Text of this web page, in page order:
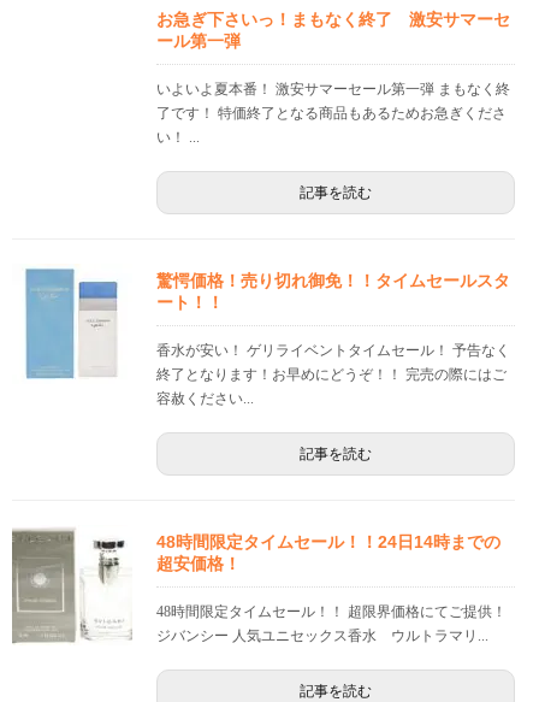
お急ぎ下さいっ！まもなく終了 激安サマーセ
ール第一弾
いよいよ夏本番！ 激安サマーセール第一弾 まもなく終
了です！ 特価終了となる商品もあるためお急ぎくださ
い！ ...
記事を読む
驚愕価格！売り切れ御免！！タイムセールスタ
ート！！
香水が安い！ ゲリライベントタイムセール！ 予告なく
終了となります！お早めにどうぞ！！ 完売の際にはご
容赦ください...
記事を読む
48時間限定タイムセール！！24日14時までの
超安価格！
48時間限定タイムセール！！ 超限界価格にてご提供！
ジバンシー 人気ユニセックス香水 ウルトラマリ...
記事を読む